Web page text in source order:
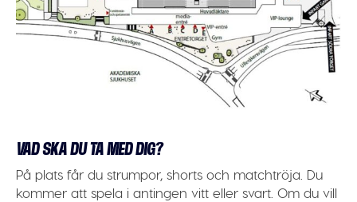
VAD SKA DU TA MED DIG?
På plats får du strumpor, shorts och matchtröja. Du
kommer att spela i antingen vitt eller svart. Om du vill